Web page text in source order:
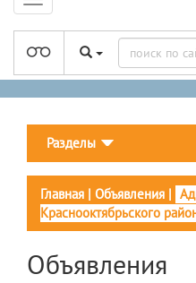
Разделы
Главная | Объявления |
Краснооктябрьского
Объявления